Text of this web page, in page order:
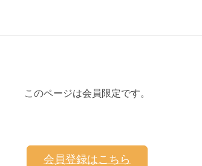
このページは会員限定です。
会員登録はこちら